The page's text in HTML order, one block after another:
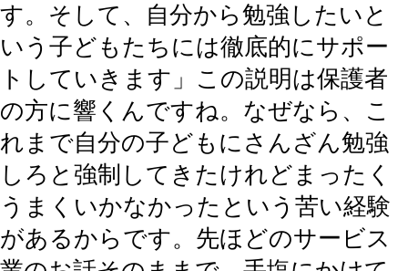
す。そして、自分から勉強したいと
いう子どもたちには徹底的にサポー
トしていきます」この説明は保護者
の方に響くんですね。なぜなら、こ
れまで自分の子どもにさんざん勉強
しろと強制してきたけれどまったく
うまくいかなかったという苦い経験
があるからです。先ほどのサービス